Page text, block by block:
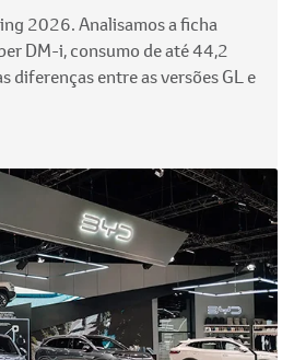
2026. Analisamos a ficha
DM-i, consumo de até 44,2
diferenças entre as versões GL e